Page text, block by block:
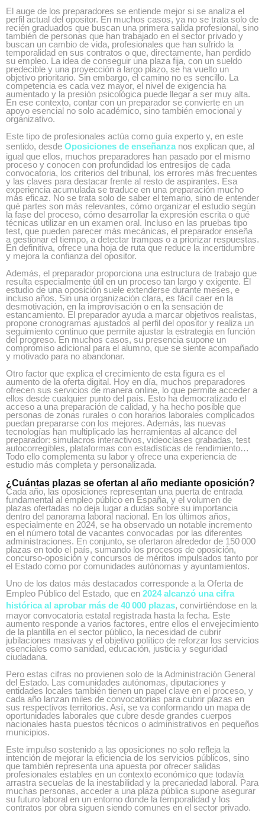
El auge de los preparadores se entiende mejor si se analiza el
perfil actual del opositor. En muchos casos, ya no se trata solo de
recién graduados que buscan una primera salida profesional, sino
también de personas que han trabajado en el sector privado y
buscan un cambio de vida, profesionales que han sufrido la
temporalidad en sus contratos o que, directamente, han perdido
su empleo. La idea de conseguir una plaza fija, con un sueldo
predecible y una proyección a largo plazo, se ha vuelto un
objetivo prioritario. Sin embargo, el camino no es sencillo. La
competencia es cada vez mayor, el nivel de exigencia ha
aumentado y la presión psicológica puede llegar a ser muy alta.
En ese contexto, contar con un preparador se convierte en un
apoyo esencial no solo académico, sino también emocional y
organizativo.
Este tipo de profesionales actúa como guía experto y, en este
sentido, desde Oposiciones de enseñanza nos explican que, al
igual que ellos, muchos preparadores han pasado por el mismo
proceso y conocen con profundidad los entresijos de cada
convocatoria, los criterios del tribunal, los errores más frecuentes
y las claves para destacar frente al resto de aspirantes. Esa
experiencia acumulada se traduce en una preparación mucho
más eficaz. No se trata solo de saber el temario, sino de entender
qué partes son más relevantes, cómo organizar el estudio según
la fase del proceso, cómo desarrollar la expresión escrita o qué
técnicas utilizar en un examen oral. Incluso en las pruebas tipo
test, que pueden parecer más mecánicas, el preparador enseña
a gestionar el tiempo, a detectar trampas o a priorizar respuestas.
En definitiva, ofrece una hoja de ruta que reduce la incertidumbre
y mejora la confianza del opositor.
Además, el preparador proporciona una estructura de trabajo que
resulta especialmente útil en un proceso tan largo y exigente. El
estudio de una oposición suele extenderse durante meses, e
incluso años. Sin una organización clara, es fácil caer en la
desmotivación, en la improvisación o en la sensación de
estancamiento. El preparador ayuda a marcar objetivos realistas,
propone cronogramas ajustados al perfil del opositor y realiza un
seguimiento continuo que permite ajustar la estrategia en función
del progreso. En muchos casos, su presencia supone un
compromiso adicional para el alumno, que se siente acompañado
y motivado para no abandonar.
Otro factor que explica el crecimiento de esta figura es el
aumento de la oferta digital. Hoy en día, muchos preparadores
ofrecen sus servicios de manera online, lo que permite acceder a
ellos desde cualquier punto del país. Esto ha democratizado el
acceso a una preparación de calidad, y ha hecho posible que
personas de zonas rurales o con horarios laborales complicados
puedan prepararse con los mejores. Además, las nuevas
tecnologías han multiplicado las herramientas al alcance del
preparador: simulacros interactivos, videoclases grabadas, test
autocorregibles, plataformas con estadísticas de rendimiento…
Todo ello complementa su labor y ofrece una experiencia de
estudio más completa y personalizada.
¿Cuántas plazas se ofertan al año mediante oposición?
Cada año, las oposiciones representan una puerta de entrada
fundamental al empleo público en España, y el volumen de
plazas ofertadas no deja lugar a dudas sobre su importancia
dentro del panorama laboral nacional. En los últimos años,
especialmente en 2024, se ha observado un notable incremento
en el número total de vacantes convocadas por las diferentes
administraciones. En conjunto, se ofertaron alrededor de 150 000
plazas en todo el país, sumando los procesos de oposición,
concurso-oposición y concursos de méritos impulsados tanto por
el Estado como por comunidades autónomas y ayuntamientos.
Uno de los datos más destacados corresponde a la Oferta de
Empleo Público del Estado, que en 2024 alcanzó una cifra
histórica al aprobar más de 40 000 plazas, convirtiéndose en la
mayor convocatoria estatal registrada hasta la fecha. Este
aumento responde a varios factores, entre ellos el envejecimiento
de la plantilla en el sector público, la necesidad de cubrir
jubilaciones masivas y el objetivo político de reforzar los servicios
esenciales como sanidad, educación, justicia y seguridad
ciudadana.
Pero estas cifras no provienen solo de la Administración General
del Estado. Las comunidades autónomas, diputaciones y
entidades locales también tienen un papel clave en el proceso, y
cada año lanzan miles de convocatorias para cubrir plazas en
sus respectivos territorios. Así, se va conformando un mapa de
oportunidades laborales que cubre desde grandes cuerpos
nacionales hasta puestos técnicos o administrativos en pequeños
municipios.
Este impulso sostenido a las oposiciones no solo refleja la
intención de mejorar la eficiencia de los servicios públicos, sino
que también representa una apuesta por ofrecer salidas
profesionales estables en un contexto económico que todavía
arrastra secuelas de la inestabilidad y la precariedad laboral. Para
muchas personas, acceder a una plaza pública supone asegurar
su futuro laboral en un entorno donde la temporalidad y los
contratos por obra siguen siendo comunes en el sector privado.